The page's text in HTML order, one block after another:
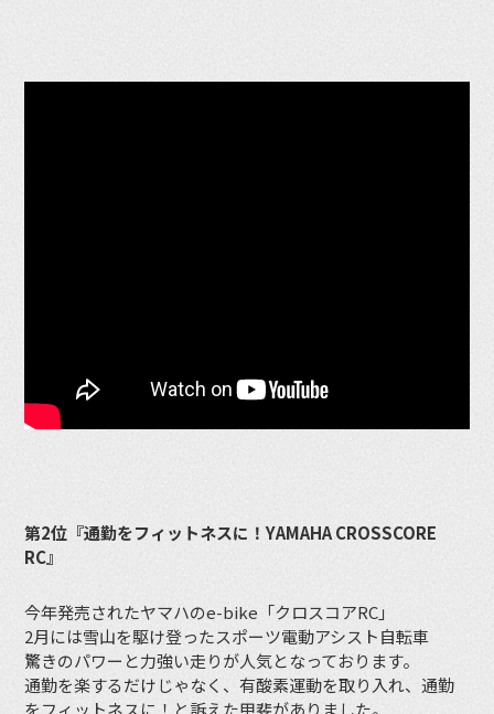
第2位『通勤をフィットネスに！YAMAHA CROSSCORE
RC』
今年発売されたヤマハのe-bike「クロスコアRC」
2月には雪山を駆け登ったスポーツ電動アシスト自転車
驚きのパワーと力強い走りが人気となっております。
通勤を楽するだけじゃなく、有酸素運動を取り入れ、通勤
をフィットネスに！と訴えた甲斐がありました。